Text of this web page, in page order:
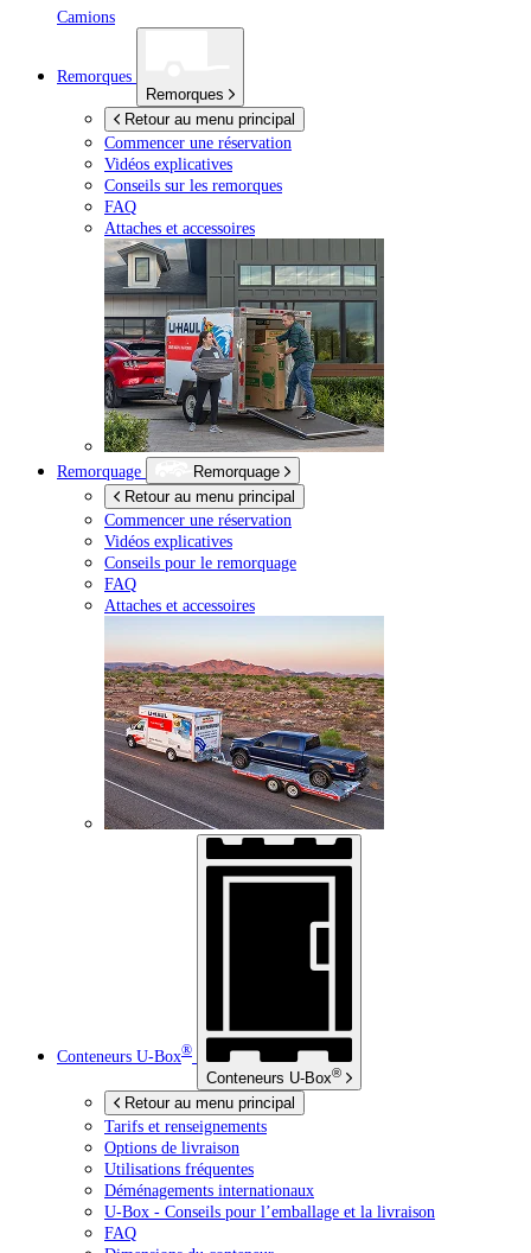
Camions
Remorques
Remorques
Retour au menu principal
Commencer une réservation
Vidéos explicatives
Conseils sur les remorques
FAQ
Attaches et accessoires
Remorquage
Remorquage
Retour au menu principal
Commencer une réservation
Vidéos explicatives
Conseils pour le remorquage
FAQ
Attaches et accessoires
Conteneurs U-Box®
Conteneurs U-Box®
Retour au menu principal
Tarifs et renseignements
Options de livraison
Utilisations fréquentes
Déménagements internationaux
U-Box - Conseils pour l’emballage et la livraison
FAQ